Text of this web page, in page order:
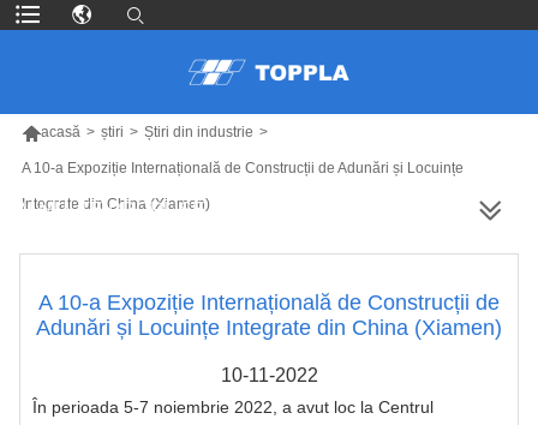
acasă > știri > Știri din industrie >
A 10-a Expoziție Internațională de Construcții de Adunări și Locuințe
Integrate din China (Xiamen)
MAI MULTE PRODUSE
A 10-a Expoziție Internațională de Construcții de
Adunări și Locuințe Integrate din China (Xiamen)
10-11-2022
În perioada 5-7 noiembrie 2022, a avut loc la Centrul